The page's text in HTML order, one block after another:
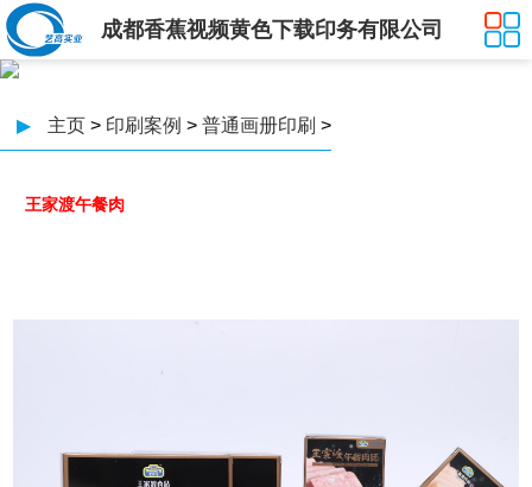
成都香蕉视频黄色下载印务有限公司
▶ 主页 > 印刷案例 > 普通画册印刷 >
王家渡午餐肉